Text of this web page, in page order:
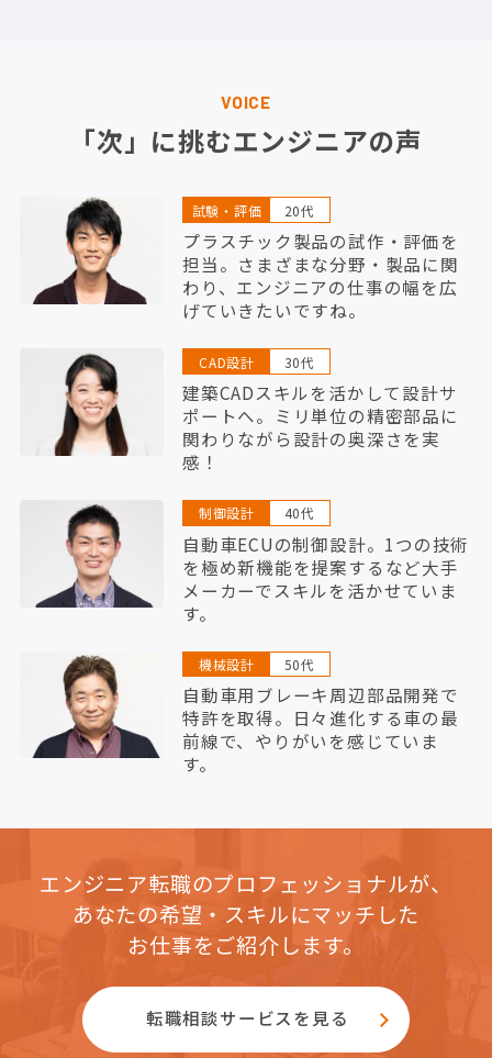
VOICE
「次」に挑むエンジニアの声
試験・評価 20代
プラスチック製品の試作・評価を
担当。さまざまな分野・製品に関
わり、エンジニアの仕事の幅を広
げていきたいですね。
CAD設計 30代
建築CADスキルを活かして設計サ
ポートへ。ミリ単位の精密部品に
関わりながら設計の奥深さを実
感！
制御設計 40代
自動車ECUの制御設計。1つの技術
を極め新機能を提案するなど大手
メーカーでスキルを活かせていま
す。
機械設計 50代
自動車用ブレーキ周辺部品開発で
特許を取得。日々進化する車の最
前線で、やりがいを感じていま
す。
エンジニア転職のプロフェッショナルが、
あなたの希望・スキルにマッチした
お仕事をご紹介します。
転職相談サービスを見る